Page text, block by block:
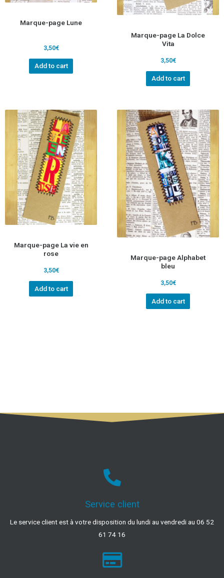
Marque-page Lune
3,50€
Add to cart
Marque-page La Dolce
Vita
3,50€
Add to cart
Marque-page La vie en
rose
3,50€
Add to cart
Marque-page Alphabet
bleu
3,50€
Add to cart
Service client
Le service client est à votre disposition du lundi au vendredi au 06 52
61 74 16